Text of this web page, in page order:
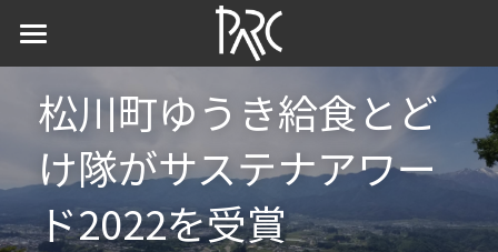
ホーム
予告編・作品詳細
事例紹介
いすみ市
視聴・購入
松川町ゆうき給食とど
け隊がサステナアワー
ド2022を受賞
ストアカテゴリー
すべてのカテゴリー